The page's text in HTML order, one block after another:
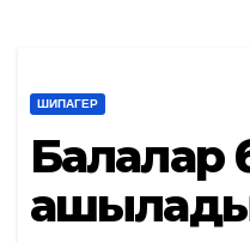
ШИПАГЕР
Балалар